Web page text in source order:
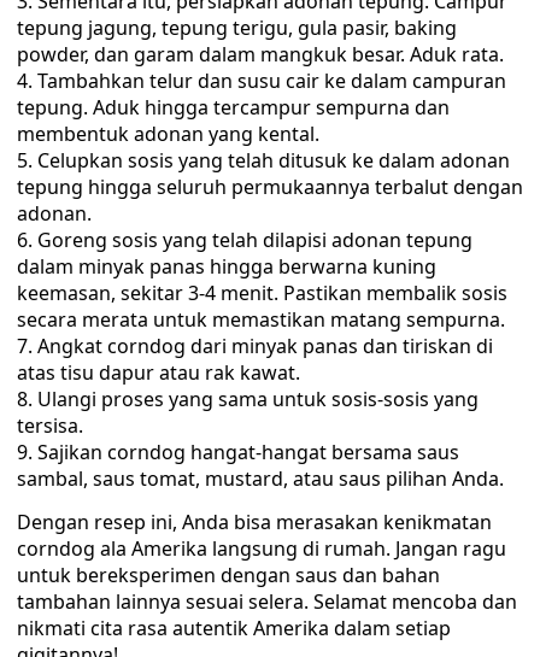
tepung jagung, tepung terigu, gula pasir, baking
powder, dan garam dalam mangkuk besar. Aduk rata.
Tambahkan telur dan susu cair ke dalam campuran
tepung. Aduk hingga tercampur sempurna dan
membentuk adonan yang kental.
Celupkan sosis yang telah ditusuk ke dalam adonan
tepung hingga seluruh permukaannya terbalut dengan
adonan.
Goreng sosis yang telah dilapisi adonan tepung
dalam minyak panas hingga berwarna kuning
keemasan, sekitar 3-4 menit. Pastikan membalik sosis
secara merata untuk memastikan matang sempurna.
Angkat corndog dari minyak panas dan tiriskan di
atas tisu dapur atau rak kawat.
Ulangi proses yang sama untuk sosis-sosis yang
tersisa.
Sajikan corndog hangat-hangat bersama saus
sambal, saus tomat, mustard, atau saus pilihan Anda.
Dengan resep ini, Anda bisa merasakan kenikmatan
corndog ala Amerika langsung di rumah. Jangan ragu
untuk bereksperimen dengan saus dan bahan
tambahan lainnya sesuai selera. Selamat mencoba dan
nikmati cita rasa autentik Amerika dalam setiap